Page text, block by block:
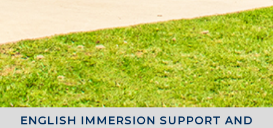
ENGLISH IMMERSION SUPPORT AND